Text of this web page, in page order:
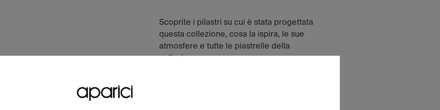
Scoprite i pilastri su cui è stata progettata
questa collezione, cosa la ispira, le sue
atmosfere e tutte le piastrelle della
collezione.